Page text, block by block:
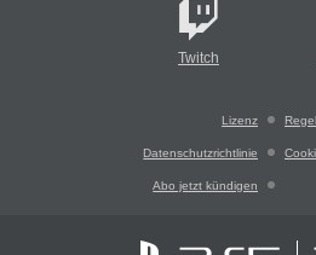
Twitch
Lizenz
Datenschutzrichtlinie
Abo jetzt kündigen